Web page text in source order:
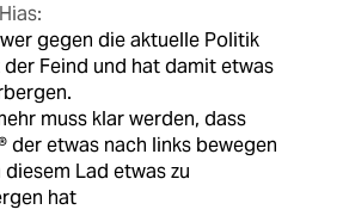
gegen die aktuelle Politik
Feind und hat damit etwas
muss klar werden, dass
der etwas nach links bewegen
diesem Lad etwas zu
hat